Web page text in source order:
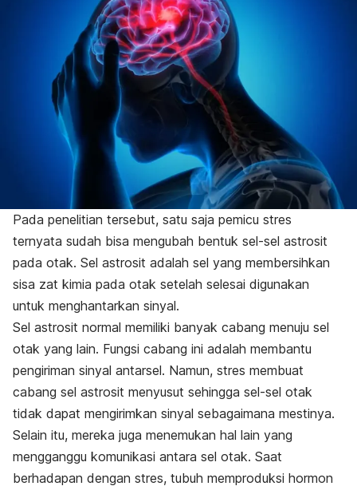
Pada penelitian tersebut, satu saja pemicu stres
ternyata sudah bisa mengubah bentuk sel-sel astrosit
pada otak. Sel astrosit adalah sel yang membersihkan
sisa zat kimia pada otak setelah selesai digunakan
untuk menghantarkan sinyal.
Sel astrosit normal memiliki banyak cabang menuju sel
otak yang lain. Fungsi cabang ini adalah membantu
pengiriman sinyal antarsel. Namun, stres membuat
cabang sel astrosit menyusut sehingga sel-sel otak
tidak dapat mengirimkan sinyal sebagaimana mestinya.
Selain itu, mereka juga menemukan hal lain yang
mengganggu komunikasi antara sel otak. Saat
berhadapan dengan stres, tubuh memproduksi hormon